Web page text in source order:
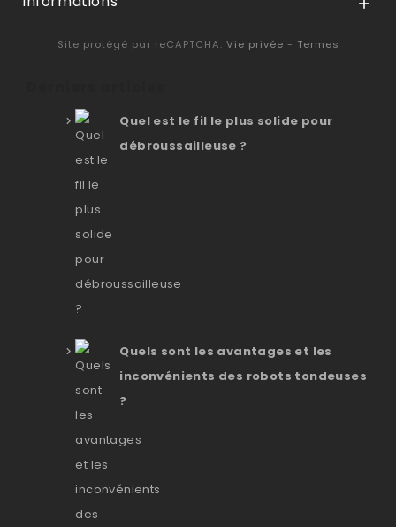

Site protégé par reCAPTCHA. Vie privée - Termes
Quel est le fil le plus solide pour
débroussailleuse ?
Quels sont les avantages et les
inconvénients des robots tondeuses
?